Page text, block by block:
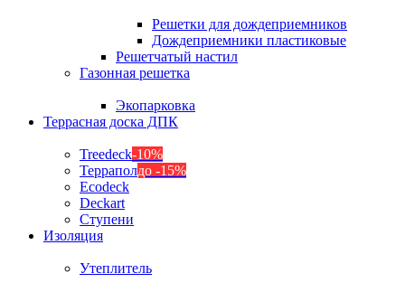
Решетки для дождеприемников
Дождеприемники пластиковые
Решетчатый настил
Газонная решетка
Экопарковка
Террасная доска ДПК
Treedeck-10%
Терраполдо -15%
Ecodeck
Deckart
Ступени
Изоляция
Утеплитель